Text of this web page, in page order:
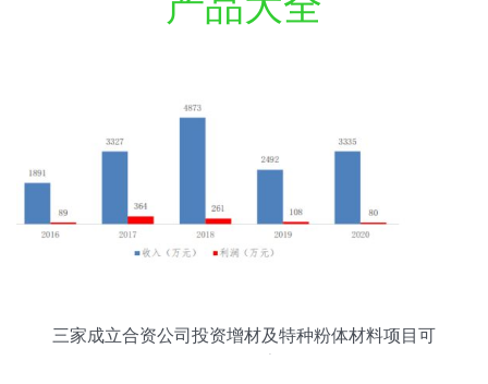
三家成立合资公司投资增材及特种粉体材料项目可